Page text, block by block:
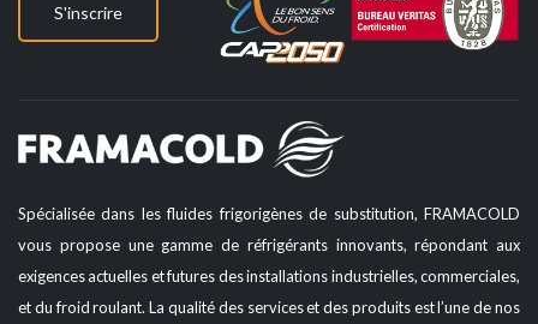
S'inscrire
Spécialisée dans les fluides frigorigènes de substitution, FRAMACOLD
vous propose une gamme de réfrigérants innovants, répondant aux
exigences actuelles et futures des installations industrielles, commerciales,
et du froid roulant. La qualité des services et des produits est l’une de nos